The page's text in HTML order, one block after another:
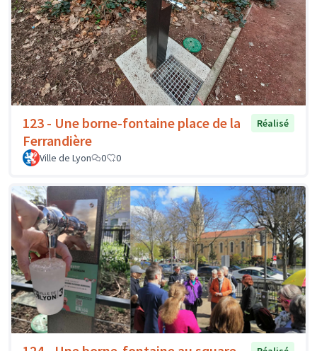
123 - Une borne-fontaine place de la
Ferrandière
Réalisé
Ville de Lyon 0 0